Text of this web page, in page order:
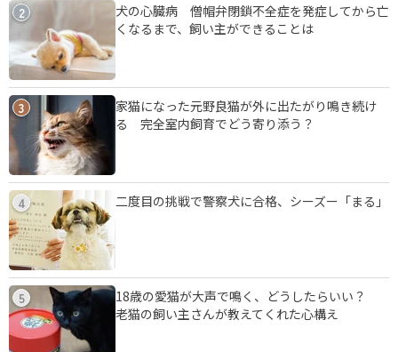
2
犬の心臓病 僧帽弁閉鎖不全症を発症してから亡
くなるまで、飼い主ができることは
3
家猫になった元野良猫が外に出たがり鳴き続け
る 完全室内飼育でどう寄り添う？
4 二度目の挑戦で警察犬に合格、シーズー「まる」
5
18歳の愛猫が大声で鳴く、どうしたらいい？
老猫の飼い主さんが教えてくれた心構え